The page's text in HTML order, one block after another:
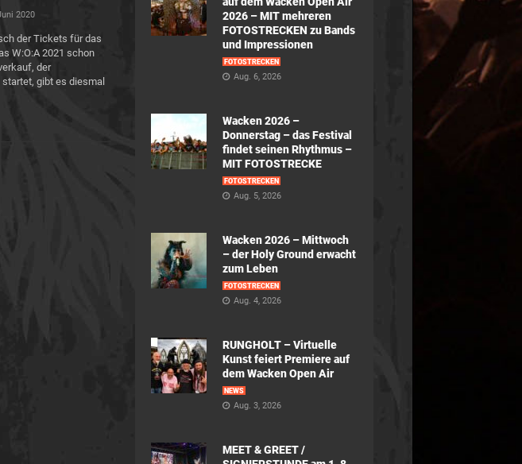
2020
der Tickets für das
W:O:A 2021 schon
der
gibt es diesmal
2026 – MIT mehreren
FOTOSTRECKEN zu Bands
und Impressionen
FOTOSTRECKEN
Aug. 6, 2026
Wacken 2026 –
Donnerstag – das Festival
findet seinen Rhythmus –
MIT FOTOSTRECKE
FOTOSTRECKEN
Aug. 5, 2026
Wacken 2026 – Mittwoch
– der Holy Ground erwacht
zum Leben
FOTOSTRECKEN
Aug. 4, 2026
RUNGHOLT – Virtuelle
Kunst feiert Premiere auf
dem Wacken Open Air
NEWS
Aug. 3, 2026
MEET & GREET /